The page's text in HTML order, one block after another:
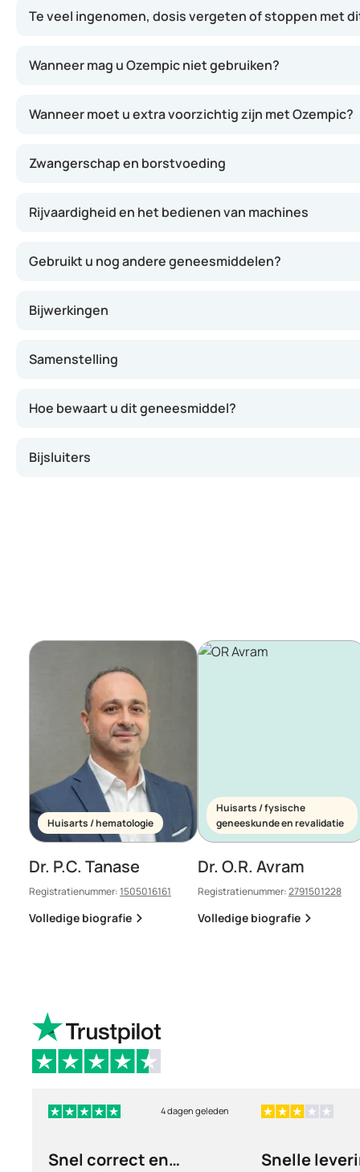
Te veel ingenomen, dosis vergeten of stoppen met
Wanneer mag u Ozempic niet gebruiken?
Wanneer moet u extra voorzichtig zijn met Ozempic?
Zwangerschap en borstvoeding
Rijvaardigheid en het bedienen van machines
Gebruikt u nog andere geneesmiddelen?
Bijwerkingen
Samenstelling
Hoe bewaart u dit geneesmiddel?
Bijsluiters
Huisarts / hematologie
Dr. P.C. Tanase
Registratienummer:1505016161
Volledige biografie
Huisarts / fysische
geneeskunde en revalidatie
Dr. O.R. Avram
Registratienummer:2791501228
Volledige biografie
4 dagen geleden
Snel correct en
Snelle